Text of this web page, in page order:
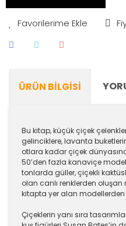
ÜRÜN BILGISI
Bu kitap, küçük çiçek
gelinciklere, lavanta
otlara kadar çiçek
50’den fazla kanaviçe
tonlarda güller, çiçekli
olan canlı renklerden
kitapta yer alan modellerden
Çiçeklerin yanı sıra